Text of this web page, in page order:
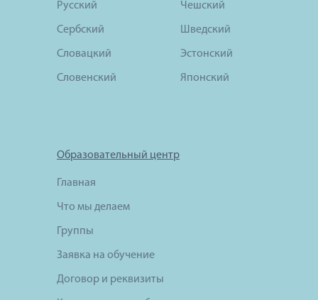
Русский
Сербский
Словацкий
Словенский
Чешский
Шведский
Эстонский
Японский
Образовательный центр
Главная
Что мы делаем
Группы
Заявка на обучение
Договор и реквизиты